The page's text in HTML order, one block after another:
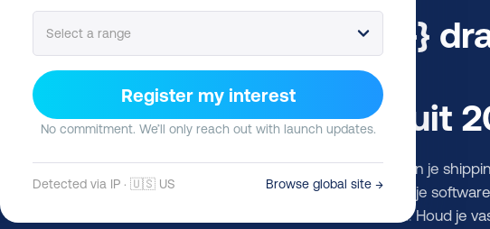
{{company name}}
2026 op legacy
verzendsoftware uit
De hits van toen doen nu pijn aan je oren, en je
niet anders. Het echte probleem is niet dat je
verzenden zelf is fundamenteel veranderd. Houd je
Register my interest
No commitment. We’ll only reach out with launch updates.
Detected via IP · 🇺🇸 US Browse global site →